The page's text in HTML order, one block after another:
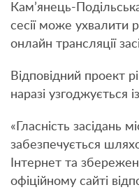
Кам’янець-
сесії може ухвалити
онлайн трансляції
Відповідний проект
наразі узгоджується
«Гласність засідань
забезпечується
Інтернет та
офіційному сайті